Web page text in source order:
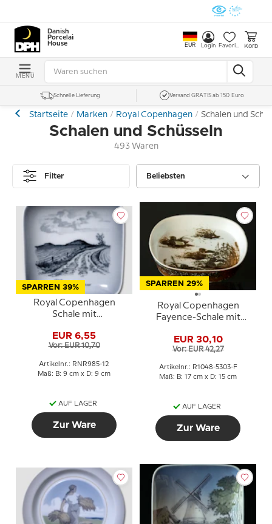
Danish
Porcelain
House
EUR Login Favoriten Korb
MENÜ
Schnelle Lieferung Versand GRATIS ab 150 Euro
Startseite Marken Royal Copenhagen Schalen und
Schalen und Schüsseln
493 Waren
Filter Beliebsten
SPARREN 39%
Royal Copenhagen
Schale mit
Porzellan
EUR 6,55
Vor: EUR 10,70
Artikelnr.: RNR985-12
Maß: B: 9 cm x D: 9 cm
AUF LAGER
Zur Ware
SPARREN 29%
Royal Copenhagen
Fayence-Schale mit
Thorsson
EUR 30,10
Vor: EUR 42,27
Artikelnr.: R1048-5303-F
Maß: B: 17 cm x D: 15 cm
AUF LAGER
Zur Ware